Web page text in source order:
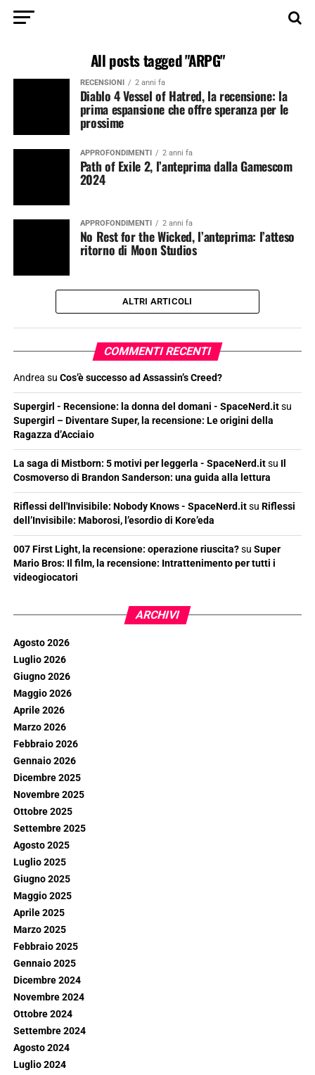
All posts tagged "ARPG"
RECENSIONI 2 anni fa
Diablo 4 Vessel of Hatred, la recensione: la
prima espansione che offre speranza per le
prossime
APPROFONDIMENTI 2 anni fa
Path of Exile 2, l’anteprima dalla Gamescom
2024
APPROFONDIMENTI 2 anni fa
No Rest for the Wicked, l’anteprima: l’atteso
ritorno di Moon Studios
ALTRI ARTICOLI
COMMENTI RECENTI
Andrea su Cos’è successo ad Assassin’s Creed?
Supergirl - Recensione: la donna del domani - SpaceNerd.itsu
Supergirl – Diventare Super, la recensione: Le origini della
Ragazza d’Acciaio
La saga di Mistborn: 5 motivi per leggerla - SpaceNerd.itsu Il
Cosmoverso di Brandon Sanderson: una guida alla lettura
Riflessi dell'Invisibile: Nobody Knows - SpaceNerd.itsu Riflessi
dell’Invisibile: Maborosi, l’esordio di Kore’eda
007 First Light, la recensione: operazione riuscita?su Super
Mario Bros: Il film, la recensione: Intrattenimento per tutti i
videogiocatori
ARCHIVI
Agosto 2026
Luglio 2026
Giugno 2026
Maggio 2026
Aprile 2026
Marzo 2026
Febbraio 2026
Gennaio 2026
Dicembre 2025
Novembre 2025
Ottobre 2025
Settembre 2025
Agosto 2025
Luglio 2025
Giugno 2025
Maggio 2025
Aprile 2025
Marzo 2025
Febbraio 2025
Gennaio 2025
Dicembre 2024
Novembre 2024
Ottobre 2024
Settembre 2024
Agosto 2024
Luglio 2024